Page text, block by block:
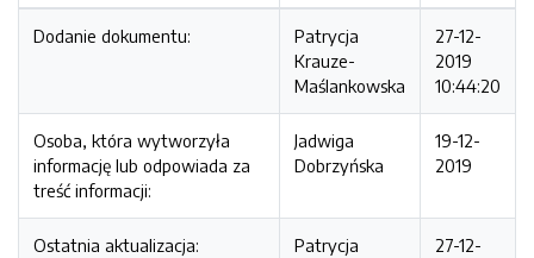
Dodanie dokumentu:
Patrycja
Krauze-
Maślankowska
27-12-
2019
10:44:20
Osoba, która wytworzyła
informację lub odpowiada za
treść informacji:
Jadwiga
Dobrzyńska
19-12-
2019
Ostatnia aktualizacja:
Patrycja
27-12-